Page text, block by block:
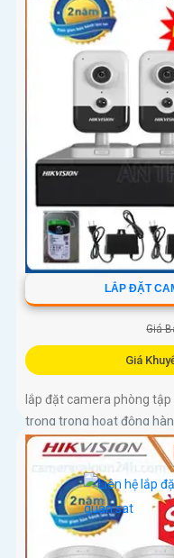
LẮP ĐẶT
Giá
Giá
lắp đặt camera phòng
trọng trong hoạt động
tăng cường sự an toàn
phòng...